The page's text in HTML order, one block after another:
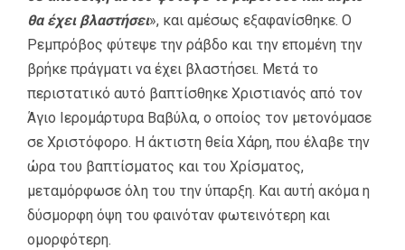
θα έχει βλαστήσει», και αμέσως εξαφανίσθηκε. Ο
Ρεμπρόβος φύτεψε την ράβδο και την επομένη την
βρήκε πράγματι να έχει βλαστήσει. Μετά το
περιστατικό αυτό βαπτίσθηκε Χριστιανός από τον
Άγιο Ιερομάρτυρα Βαβύλα, ο οποίος τον μετονόμασε
σε Χριστόφορο. Η άκτιστη θεία Χάρη, που έλαβε την
ώρα του βαπτίσματος και του Χρίσματος,
μεταμόρφωσε όλη του την ύπαρξη. Και αυτή ακόμα η
δύσμορφη όψη του φαινόταν φωτεινότερη και
ομορφότερη.